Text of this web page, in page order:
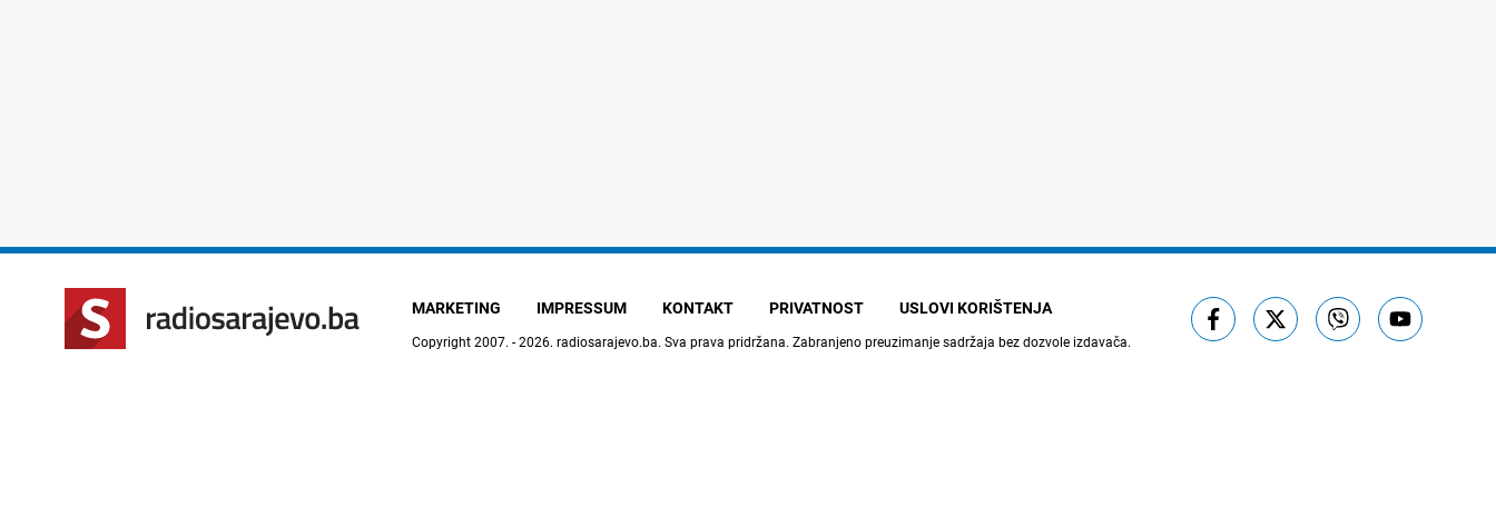
MARKETING IMPRESSUM KONTAKT PRIVATNOST USLOVI KORIŠTENJA
Copyright 2007. - 2026. radiosarajevo.ba. Sva prava pridržana. Zabranjeno preuzimanje sadržaja bez dozvole izdavača.